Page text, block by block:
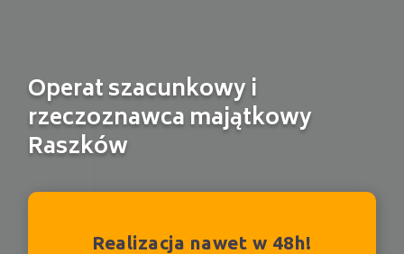
Operat szacunkowy i
rzeczoznawca majątkowy
Raszków
Realizacja nawet w 48h!